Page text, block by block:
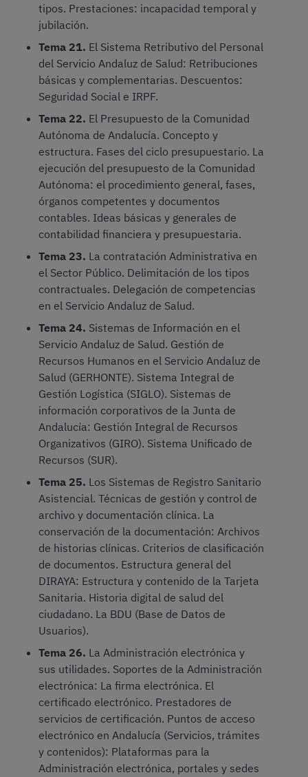
tipos. Prestaciones: incapacidad temporal y
jubilación.
Tema 21. El Sistema Retributivo del Personal
del Servicio Andaluz de Salud: Retribuciones
básicas y complementarias. Descuentos:
Seguridad Social e IRPF.
Tema 22. El Presupuesto de la Comunidad
Autónoma de Andalucía. Concepto y
estructura. Fases del ciclo presupuestario. La
ejecución del presupuesto de la Comunidad
Autónoma: el procedimiento general, fases,
órganos competentes y documentos
contables. Ideas básicas y generales de
contabilidad financiera y presupuestaria.
Tema 23. La contratación Administrativa en
el Sector Público. Delimitación de los tipos
contractuales. Delegación de competencias
en el Servicio Andaluz de Salud.
Tema 24. Sistemas de Información en el
Servicio Andaluz de Salud. Gestión de
Recursos Humanos en el Servicio Andaluz de
Salud (GERHONTE). Sistema Integral de
Gestión Logística (SIGLO). Sistemas de
información corporativos de la Junta de
Andalucía: Gestión Integral de Recursos
Organizativos (GIRO). Sistema Unificado de
Recursos (SUR).
Tema 25. Los Sistemas de Registro Sanitario
Asistencial. Técnicas de gestión y control de
archivo y documentación clínica. La
conservación de la documentación: Archivos
de historias clínicas. Criterios de clasificación
de documentos. Estructura general del
DIRAYA: Estructura y contenido de la Tarjeta
Sanitaria. Historia digital de salud del
ciudadano. La BDU (Base de Datos de
Usuarios).
Tema 26. La Administración electrónica y
sus utilidades. Soportes de la Administración
electrónica: La firma electrónica. El
certificado electrónico. Prestadores de
servicios de certificación. Puntos de acceso
electrónico en Andalucía (Servicios, trámites
y contenidos): Plataformas para la
Administración electrónica, portales y sedes